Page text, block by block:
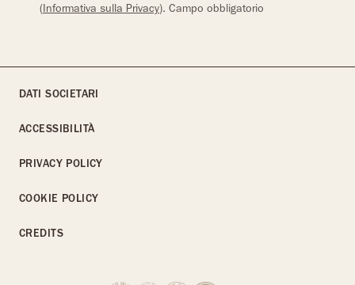
(Informativa sulla Privacy). Campo obbligatorio
DATI SOCIETARI
ACCESSIBILITÀ
PRIVACY POLICY
COOKIE POLICY
CREDITS